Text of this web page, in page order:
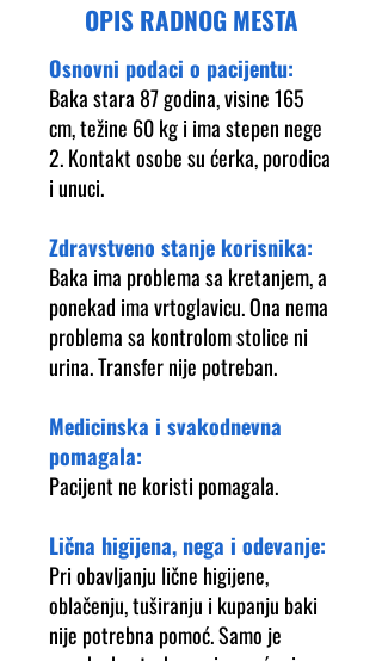
OPIS RADNOG MESTA
Osnovni podaci o pacijentu:
Baka stara 87 godina, visine 165
cm, težine 60 kg i ima stepen nege
2. Kontakt osobe su ćerka, porodica
i unuci.
Zdravstveno stanje korisnika:
Baka ima problema sa kretanjem, a
ponekad ima vrtoglavicu. Ona nema
problema sa kontrolom stolice ni
urina. Transfer nije potreban.
Medicinska i svakodnevna
pomagala:
Pacijent ne koristi pomagala.
Lična higijena, nega i odevanje:
Pri obavljanju lične higijene,
oblačenju, tuširanju i kupanju baki
nije potrebna pomoć. Samo je